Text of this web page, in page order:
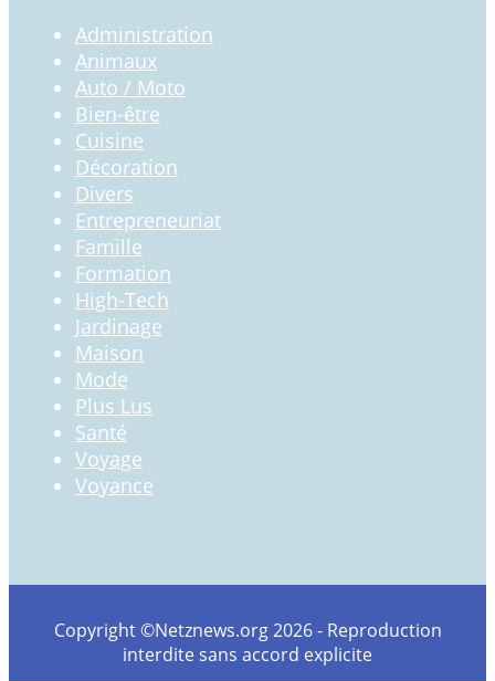
Administration
Animaux
Auto / Moto
Bien-être
Cuisine
Décoration
Divers
Entrepreneuriat
Famille
Formation
High-Tech
Jardinage
Maison
Mode
Plus Lus
Santé
Voyage
Voyance
Copyright ©Netznews.org 2026 - Reproduction
interdite sans accord explicite